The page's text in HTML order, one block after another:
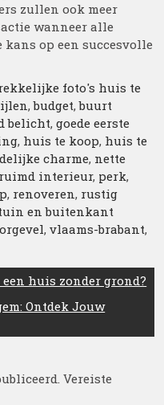
zullen ook meer
wanneer alle
op een succesvolle
foto's huis te
,budget,buurt
belicht,goede eerste
, huis te koop, huis te
charme, nette
interieur, perk,
, renoveren, rustig
en buitenkant
,vlaams-brabant,
huis zonder grond?
Ontdek Jouw
Vereiste